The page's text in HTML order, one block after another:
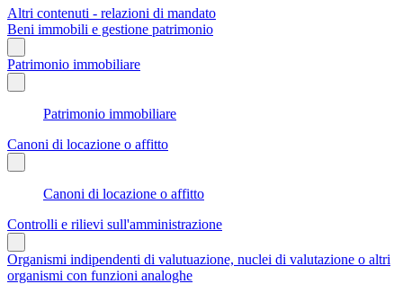
Altri contenuti - relazioni di mandato
Beni immobili e gestione patrimonio
Patrimonio immobiliare
Patrimonio immobiliare
Canoni di locazione o affitto
Canoni di locazione o affitto
Controlli e rilievi sull'amministrazione
Organismi indipendenti di valutuazione, nuclei di valutazione o altri
organismi con funzioni analoghe